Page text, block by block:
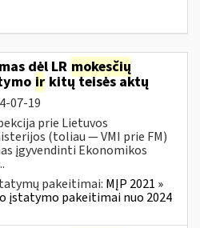
dėl LR mokesčių
ir kitų teisės aktų
07-19
prie Lietuvos
(toliau — VMI prie FM)
įgyvendinti Ekonomikos
pakeitimai: MĮP 2021 »
įstatymo pakeitimai nuo 2024